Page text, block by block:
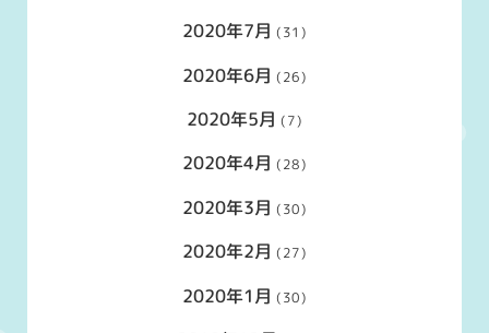
2020年7月 (31)
2020年6月 (26)
2020年5月 (7)
2020年4月 (28)
2020年3月 (30)
2020年2月 (27)
2020年1月 (30)